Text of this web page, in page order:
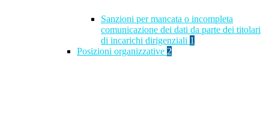
Sanzioni per mancata o incompleta
comunicazione dei dati da parte dei titolari
di incarichi dirigenziali 1
Posizioni organizzative 2